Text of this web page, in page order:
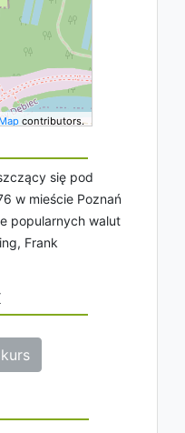
contributors.
się pod
w mieście Poznań
popularnych walut
Frank